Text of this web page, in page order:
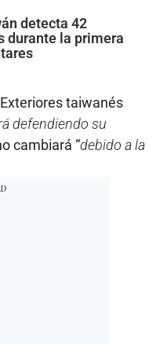
detecta 42
durante la primera
taiwanés
defendiendo su
cambiará “debido a la